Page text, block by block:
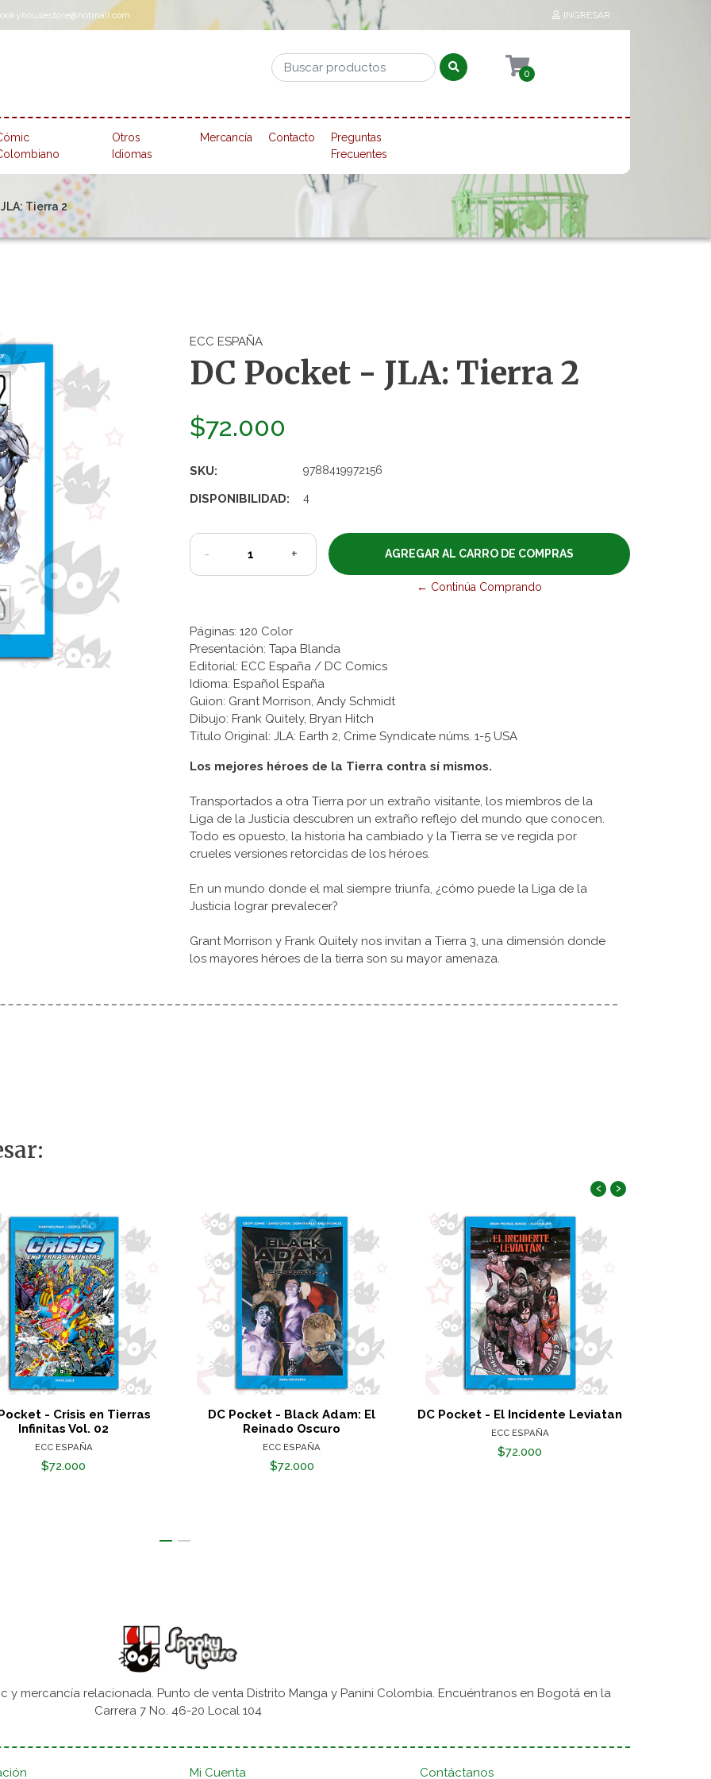
INGRESAR
0
Otros
Idiomas
Mercancía Contacto
Preguntas
Frecuentes
Tierra 2
ECC ESPAÑA
DC Pocket - JLA: Tierra 2
$72.000
SKU: 9788419972156
DISPONIBILIDAD: 4
- +
← Continúa Comprando
Páginas: 120 Color
Presentación: Tapa Blanda
Editorial: ECC España / DC Comics
Idioma: Español España
Guion: Grant Morrison, Andy Schmidt
Dibujo: Frank Quitely, Bryan Hitch
Título Original: JLA: Earth 2, Crime Syndicate núms. 1-5 USA
Los mejores héroes de la Tierra contra sí mismos.
Transportados a otra Tierra por un extraño visitante, los miembros de la
Liga de la Justicia descubren un extraño reflejo del mundo que conocen.
Todo es opuesto, la historia ha cambiado y la Tierra se ve regida por
crueles versiones retorcidas de los héroes.
En un mundo donde el mal siempre triunfa, ¿cómo puede la Liga de la
Justicia lograr prevalecer?
Grant Morrison y Frank Quitely nos invitan a Tierra 3, una dimensión donde
los mayores héroes de la tierra son su mayor amenaza.
- Crisis en Tierras
Infinitas Vol. 02
ECC ESPAÑA
$72.000
DC Pocket - Black Adam: El
Reinado Oscuro
ECC ESPAÑA
$72.000
DC Pocket - El Incidente Leviatan
ECC ESPAÑA
$72.000
‹ ›
y mercancía relacionada. Punto de venta Distrito Manga y Panini Colombia. Encuéntranos en Bogotá en la
Carrera 7 No. 46-20 Local 104
Mi Cuenta Contáctanos